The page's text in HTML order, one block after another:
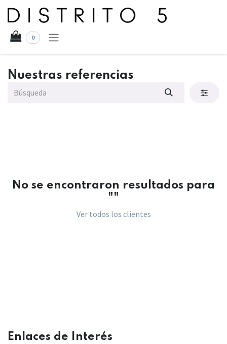
Ir al contenido
0
Nuestras referencias
No se encontraron resultados para
""
Ver todos los clientes
Enlaces de Interés​